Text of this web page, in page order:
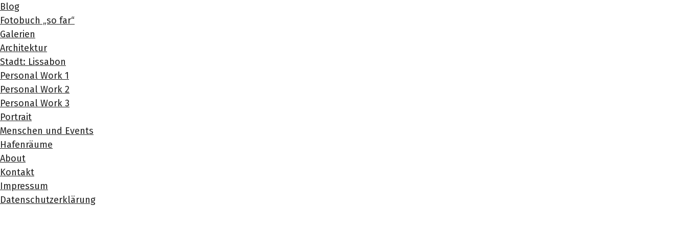
Blog
Fotobuch „so far“
Galerien
Architektur
Stadt: Lissabon
Personal Work 1
Personal Work 2
Personal Work 3
Portrait
Menschen und Events
Hafenräume
About
Kontakt
Impressum
Datenschutzerklärung